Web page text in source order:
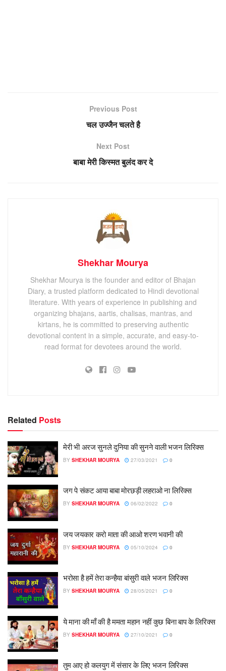
Previous Post
चल उज्जैन चलते है
Next Post
बाबा मेरी किस्मत बुलंद कर दे
Shekhar Mourya
Shekhar Mourya is the founder and editor of Bhajan
Diary, a trusted platform dedicated to Hindi devotional
literature. With years of experience in publishing and
organizing bhajans, aartis, chalisas, mantras, and
kirtans, he is committed to preserving authentic
devotional content in a simple, accurate, and easy-to-
read format for devotees around the world.
Related Posts
मेरी भी अरज सुनले दुनिया की सुनने वाली भजन लिरिक्स
BY SHEKHAR MOURYA 27/03/2021 0
जग पे संकट आया बाबा मोरछड़ी लहराओ ना लिरिक्स
BY SHEKHAR MOURYA 06/02/2022 0
जय जयकार करो माता की आओ शरण भवानी की
BY SHEKHAR MOURYA 05/10/2024 0
भरोसा है हमें तेरा कन्हैया बांसुरी वाले भजन लिरिक्स
BY SHEKHAR MOURYA 28/05/2021 0
ये माना की माँ की है ममता महान नहीं कुछ बिना बाप के लिरिक्स
BY SHEKHAR MOURYA 27/10/2021 0
तुम आए हो कलयुग में संसार के लिए भजन लिरिक्स